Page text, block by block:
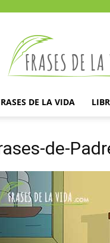
la
vida
DE LA VIDA
de-